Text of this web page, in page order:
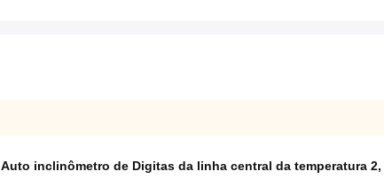
Auto inclinômetro de Digitas da linha central da temperatura 2,